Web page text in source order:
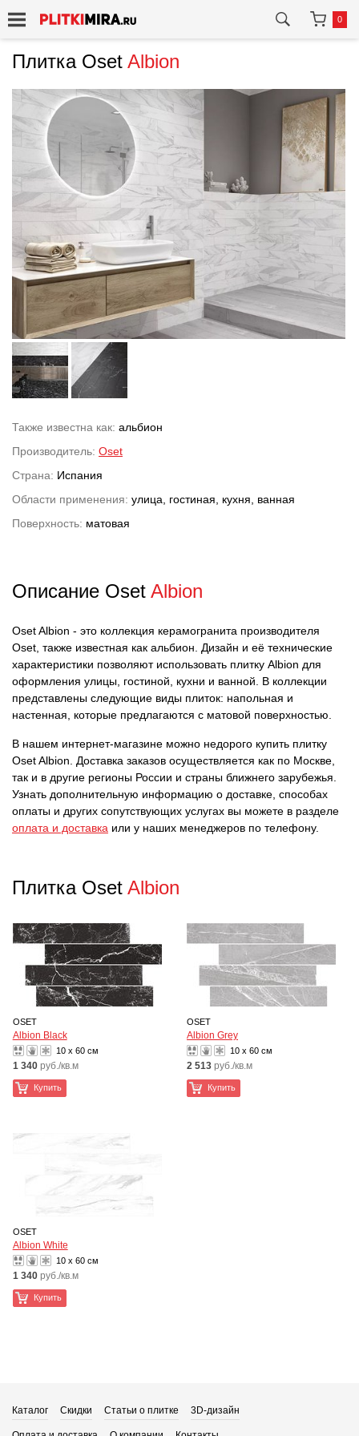
0
Плитка Oset Albion
Также известна как: альбион
Производитель: Oset
Страна: Испания
Области применения: улица, гостиная, кухня, ванная
Поверхность: матовая
Описание Oset Albion
Oset Albion - это коллекция керамогранита производителя
Oset, также известная как альбион. Дизайн и её технические
характеристики позволяют использовать плитку Albion для
оформления улицы, гостиной, кухни и ванной. В коллекции
представлены следующие виды плиток: напольная и
настенная, которые предлагаются с матовой поверхностью.
В нашем интернет-магазине можно недорого купить плитку
Oset Albion. Доставка заказов осуществляется как по Москве,
так и в другие регионы России и страны ближнего зарубежья.
Узнать дополнительную информацию о доставке, способах
оплаты и других сопутствующих услугах вы можете в разделе
оплата и доставка или у наших менеджеров по телефону.
Плитка Oset Albion
OSET
Albion Black
10 x 60 см
1 340 руб./кв.м
Купить
OSET
Albion Grey
10 x 60 см
2 513 руб./кв.м
Купить
OSET
Albion White
10 x 60 см
1 340 руб./кв.м
Купить
Каталог Скидки Статьи о плитке 3D-дизайн